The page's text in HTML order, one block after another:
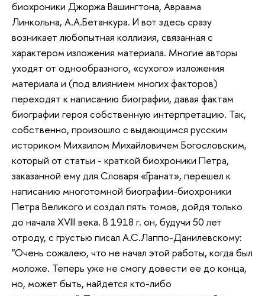
биохроники Джоржа Вашингтона, Авраама
Линкольна, А.А.Бетанкура. И вот здесь сразу
возникает любопытная коллизия, связанная с
характером изложения материала. Многие авторы
уходят от однообразного, «сухого» изложения
материала и (под влиянием многих факторов)
переходят к написанию биографии, давая фактам
биографии героя собственную интерпретацию. Так,
собственно, произошло с выдающимся русским
историком Михаилом Михайловичем Богословским,
который от статьи - краткой биохроники Петра,
заказанной ему для Словаря «Гранат», перешел к
написанию многотомной биографии-биохроники
Петра Великого и создал пять томов, дойдя только
до начала XVIII века. В 1918 г. он, будучи 50 лет
отроду, с грустью писал А.С.Лаппо-Данилевскому:
"Очень сожалею, что не начал этой работы, когда был
моложе. Теперь уже не смогу довести ее до конца,
но, может быть, найдется кто-либо